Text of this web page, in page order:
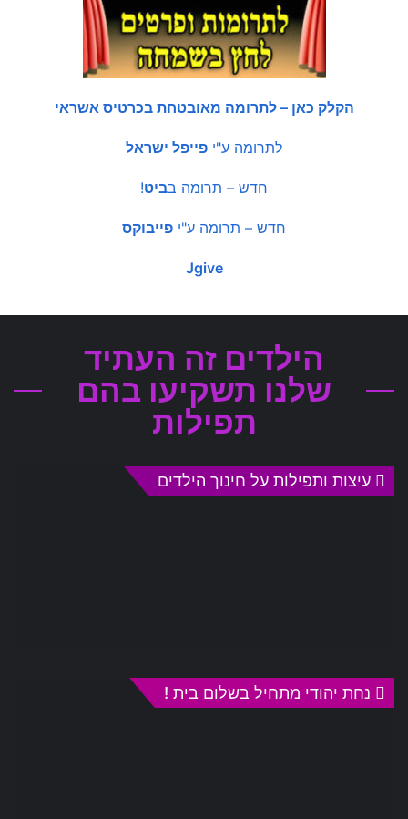
הקלק כאן – לתרומה מאובטחת בכרטיס אשראי
לתרומה ע"י פייפל ישראל
חדש – תרומה בביט!
חדש – תרומה ע"י פייבוקס
Jgive
הילדים זה העתיד
שלנו תשקיעו בהם
תפילות
עיצות ותפילות על חינוך הילדים
נחת יהודי מתחיל בשלום בית !